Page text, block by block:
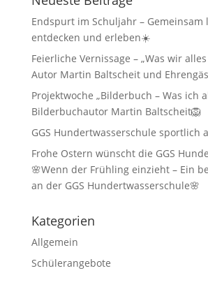
Endspurt im Schuljahr – Gemeinsam
entdecken und erleben☀️
Feierliche Vernissage – „Was wir
Autor Martin Baltscheit und
Projektwoche „Bilderbuch – Was ich
Bilderbuchautor Martin Baltscheit🦁
GGS Hundertwasserschule sportlich
Frohe Ostern wünscht die GGS
🌸Wenn der Frühling einzieht – Ein
an der GGS Hundertwasserschule🌸
Kategorien
Allgemein
Schülerangebote